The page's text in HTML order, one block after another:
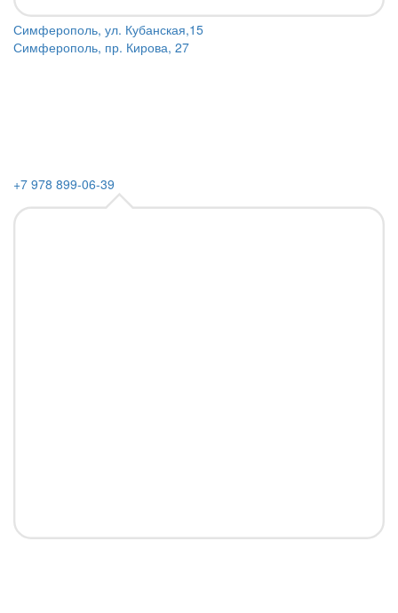
Симферополь, ул. Кубанская,15
Симферополь, пр. Кирова, 27
+7 978 899-06-39